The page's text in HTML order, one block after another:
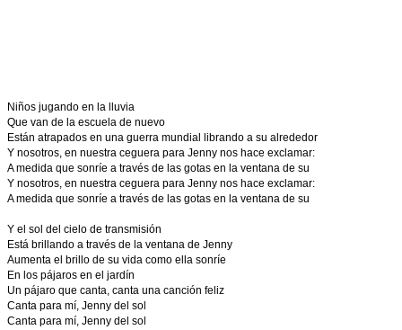
Niños jugando en la lluvia
Que van de la escuela de nuevo
Están atrapados en una guerra mundial librando a su alrededor
Y nosotros, en nuestra ceguera para Jenny nos hace exclamar:
A medida que sonríe a través de las gotas en la ventana de su
Y nosotros, en nuestra ceguera para Jenny nos hace exclamar:
A medida que sonríe a través de las gotas en la ventana de su
Y el sol del cielo de transmisión
Está brillando a través de la ventana de Jenny
Aumenta el brillo de su vida como ella sonríe
En los pájaros en el jardín
Un pájaro que canta, canta una canción feliz
Canta para mí, Jenny del sol
Canta para mí, Jenny del sol